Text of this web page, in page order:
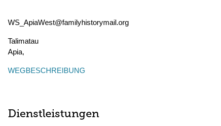
WS_ApiaWest@familyhistorymail.org
Talimatau
Apia,
WEGBESCHREIBUNG
Dienstleistungen